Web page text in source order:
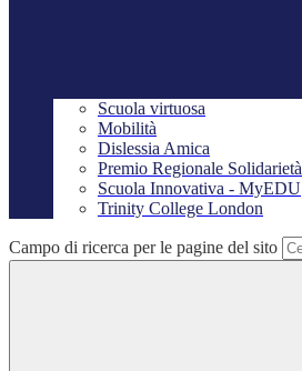
Scuola virtuosa
Mobilità
Dislessia Amica
Premio Regionale Solidarietà
Scuola Innovativa - MyEDU
Trinity College London
Campo di ricerca per le pagine del sito